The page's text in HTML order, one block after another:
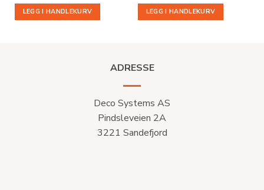
LEGG I HANDLEKURV LEGG I HANDLEKURV
ADRESSE
Deco Systems AS
Pindsleveien 2A
3221 Sandefjord